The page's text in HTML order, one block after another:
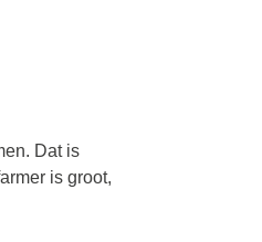
Dat is
is groot,